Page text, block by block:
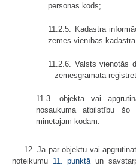
personas kods;
11.2.5. Kadastra
zemes vienības
11.2.6. Valsts vienotās
– zemesgrāmatā
11.3. objekta vai
nosaukuma atbilstību šo
minētajam kodam.
12. Ja par objektu vai
noteikumu 11. punktā un